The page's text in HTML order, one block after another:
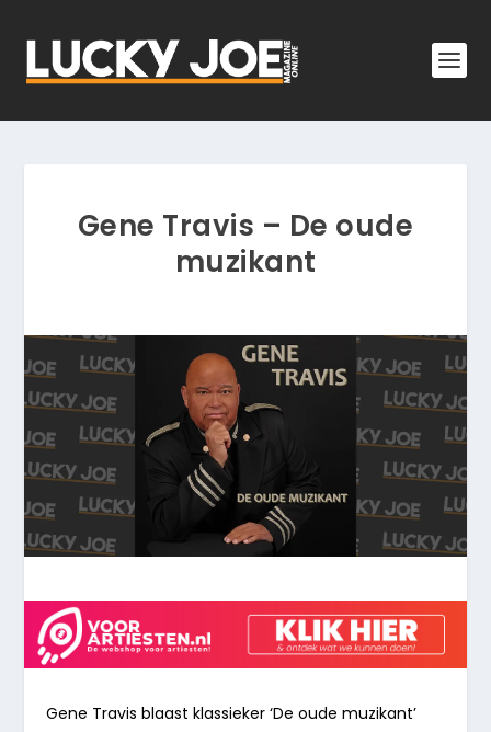
Gene Travis – De oude
muzikant
Gene Travis blaast klassieker ‘De oude muzikant’